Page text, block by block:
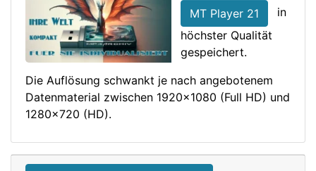
MT Player 21
in
höchster Qualität
gespeichert.
Die Auflösung schwankt je nach angebotenem
Datenmaterial zwischen 1920x1080 (Full HD) und
1280x720 (HD).